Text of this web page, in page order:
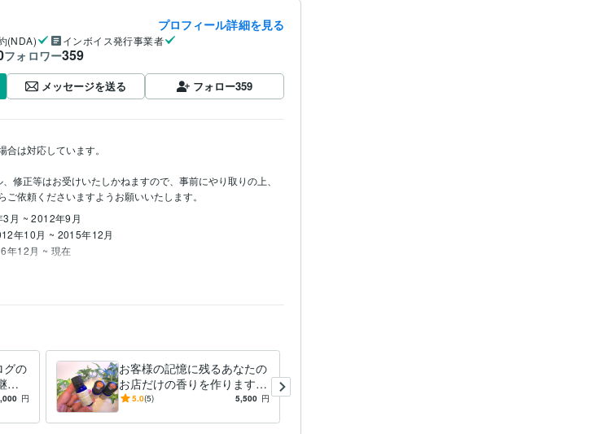
プロフィール詳細を見る
(NDA) インボイス発行事業者
フォロワー359
メッセージを送る フォロー359
は対応しています。
修正等はお受けいたしかねますので、事前にやり取りの上、
ご依頼くださいますようお願いいたします。
3月 ~ 2012年9月
年10月 ~ 2015年12月
年12月 ~ 現在
トラクター
談
~ 1994年2月
グの
続
頂い
円
お客様の記憶に残るあなたの
お店だけの香りを作ります
「このお店、いい香り」から
5.0(5) 5,500 円